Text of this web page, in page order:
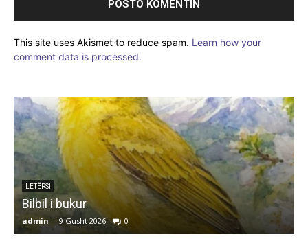
This site uses Akismet to reduce spam. Learn how your
comment data is processed.
LETËRSI
Bilbil i bukur
admin - 9 Gusht 2026 0